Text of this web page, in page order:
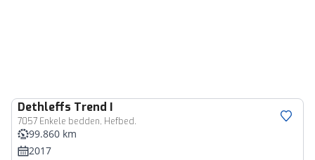
Dethleffs Trend I
7057 Enkele bedden, Hefbed.
99.860 km
2017